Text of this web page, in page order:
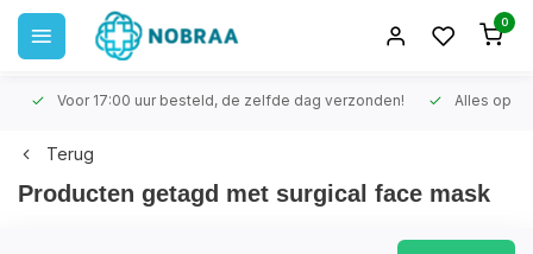
0
Voor 17:00 uur besteld, de zelfde dag verzonden! Alles op
Terug
Producten getagd met surgical face mask